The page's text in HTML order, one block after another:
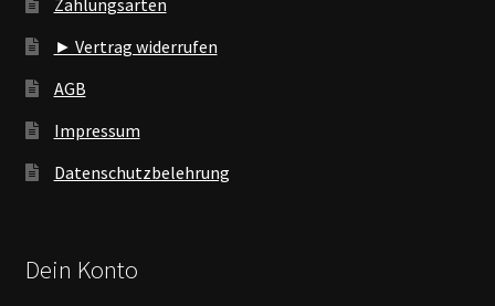
► Vertrag widerrufen
AGB
Impressum
Datenschutzbelehrung
Dein Konto